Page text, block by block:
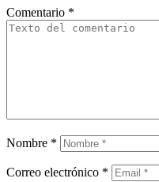
Comentario *
Nombre *
Correo electrónico *